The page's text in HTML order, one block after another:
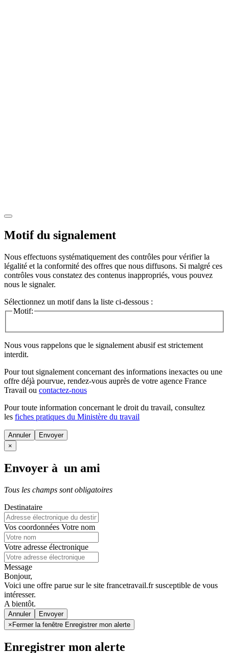
Motif du signalement
Nous effectuons systématiquement des contrôles pour vérifier la
légalité et la conformité des offres que nous diffusons. Si malgré ces
contrôles vous constatez des contenus inappropriés, vous pouvez
nous le signaler.
Sélectionnez un motif dans la liste ci-dessous :
Motif:
Nous vous rappelons que le signalement abusif est strictement
interdit.
Pour tout signalement concernant des informations inexactes ou une
offre déjà pourvue, rendez-vous auprès de votre agence France
Travail ou contactez-nous
Pour toute information concernant le droit du travail, consultez
les fiches pratiques du Ministère du travail
Annuler
×
Envoyer à un ami
Tous les champs sont obligatoires
Destinataire
Vos coordonnées Votre nom
Votre adresse électronique
Message
Bonjour,
Voici une offre parue sur le site francetravail.fr susceptible de vous
intéresser.
A bientôt.
Annuler
× Fermer la fenêtre Enregistrer mon alerte
Enregistrer mon alerte